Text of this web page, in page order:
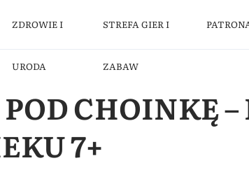
ZDROWIE I
URODA
STREFA GIER I
ZABAW
CHOINKĘ
7+